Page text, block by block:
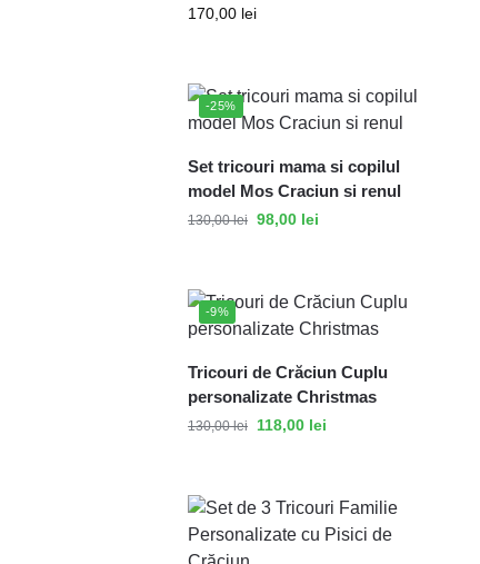
170,00 lei
-25%
Set tricouri mama si copilul
model Mos Craciun si renul
130,00lei 98,00 lei
-9%
Tricouri de Crăciun Cuplu
personalizate Christmas
130,00lei 118,00 lei